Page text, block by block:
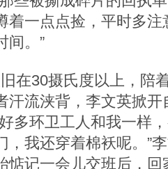
着一点点捡，平时多
间。”
在30摄氏度以上，陪
汗流浃背，李文英掀
多环卫工人和我一样
，我还穿着棉袄呢。”
惦记一会儿交班后，